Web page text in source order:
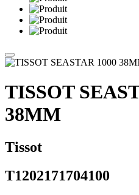
TISSOT
38MM
Tissot
T1202171704100